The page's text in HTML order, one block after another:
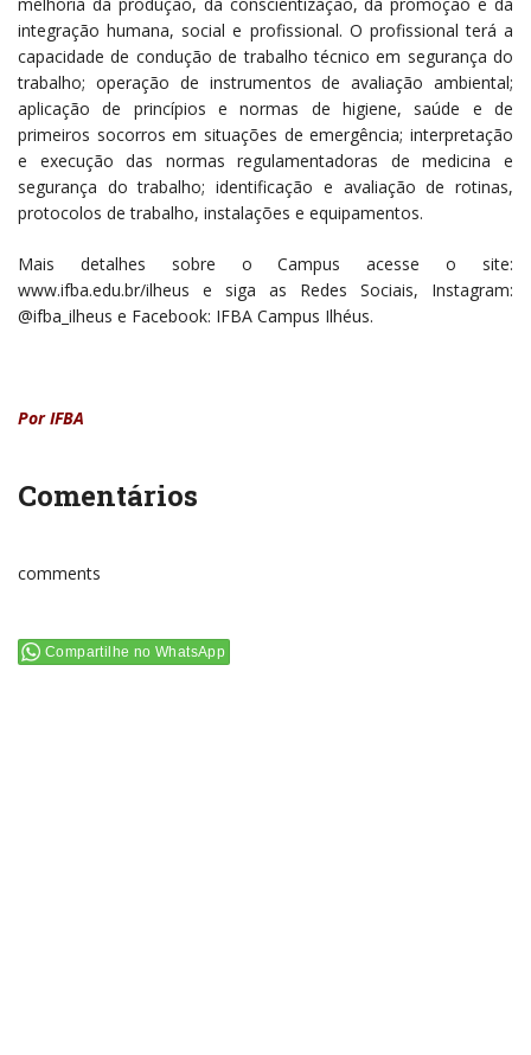
integração humana, social e profissional. O profissional terá a
capacidade de condução de trabalho técnico em segurança do
trabalho; operação de instrumentos de avaliação ambiental;
aplicação de princípios e normas de higiene, saúde e de
primeiros socorros em situações de emergência; interpretação
e execução das normas regulamentadoras de medicina e
segurança do trabalho; identificação e avaliação de rotinas,
protocolos de trabalho, instalações e equipamentos.
Mais detalhes sobre o Campus acesse o site:
www.ifba.edu.br/ilheus e siga as Redes Sociais, Instagram:
@ifba_ilheus e Facebook: IFBA Campus Ilhéus.
Por IFBA
Comentários
comments
Compartilhe no WhatsApp